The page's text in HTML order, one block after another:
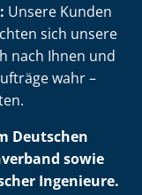
Unsere Kunden
sich unsere
nach Ihnen und
wahr –
Deutschen
sowie
Ingenieure.